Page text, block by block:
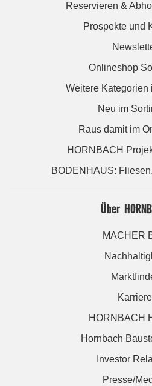
Reservieren &
Prospekte und
Onlineshop
Weitere Kategorien
Neu im
Raus damit im
HORNBACH
BODENHAUS:
Über
MACHER
Karriere
HORNBACH
Hornbach
Investor
Presse/